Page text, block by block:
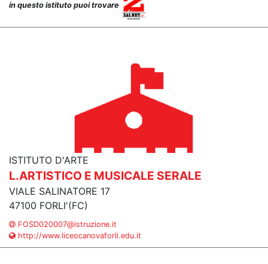
in questo istituto puoi trovare
ISTITUTO D'ARTE
L.ARTISTICO E MUSICALE SERALE
VIALE SALINATORE 17
47100 FORLI'(FC)
FOSD020007@istruzione.it
http://www.liceocanovaforli.edu.it